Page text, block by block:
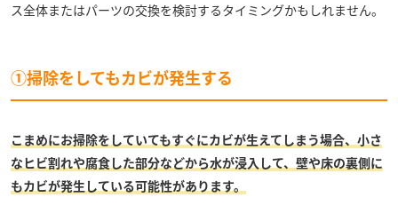
ス全体またはパーツの交換を検討するタイミングかもしれません。
①掃除をしてもカビが発生する
こまめにお掃除をしていてもすぐにカビが生えてしまう場合、小さ
なヒビ割れや腐食した部分などから水が浸入して、壁や床の裏側に
もカビが発生している可能性があります。